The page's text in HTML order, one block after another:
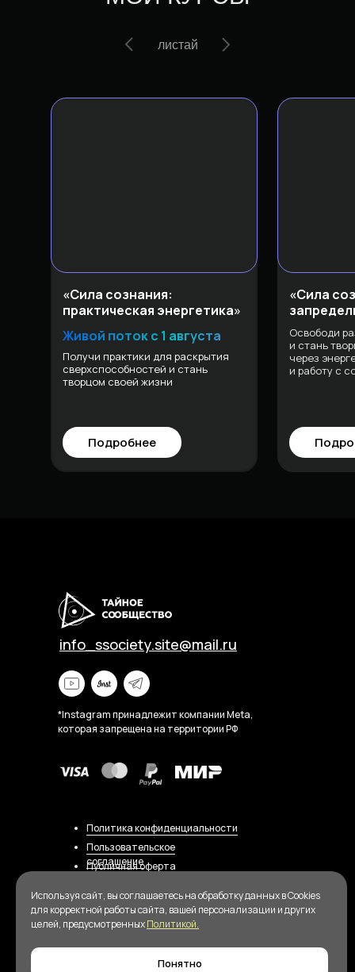
листай
«Сила
Освободи
и стань
через
и работу с
Подробнее
«Сила сознания:
практическая энергетика»
Получи практики для раскрытия
сверхспособностей и стань
творцом своей жизни
Живой поток с 1 августа
Публичная оферта
Политика конфиденциальности
Пользовательское
соглашение
ИП РАДЗЕВИЧ ИЛЬЯ КОНСТАНТИНОВИЧ
info_ssociety.site@mail.ru
*Instagram принадлежит компании Meta,
которая запрещена на территории РФ
Используя сайт, вы соглашаетесь на обработку данных в Cookies
для корректной работы сайта, вашей персонализации и других
целей, предусмотренныхПолитикой.
Понятно